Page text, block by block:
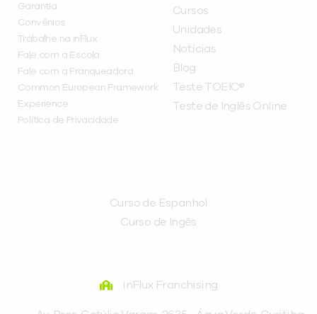
Garantia
Convênios
Trabalhe na inFlux
Fale com a Escola
Fale com a Franqueadora
Common European Framework
Experience
Política de Privacidade
Cursos
Unidades
Notícias
Blog
Teste TOEIC®
Teste de Inglês Online
Curso de Espanhol
Curso de Ingês
inFlux Franchising